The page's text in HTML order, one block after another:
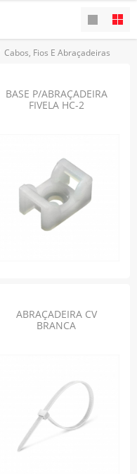
Cabos, Fios E Abraçadeiras
BASE P/ABRAÇADEIRA
FIVELA HC-2
ABRAÇADEIRA CV
BRANCA